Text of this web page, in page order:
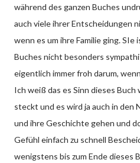
während des ganzen Buches
auch viele ihrer Entscheidungen
wenn es um ihre Familie ging. SIe
Buches nicht besonders
eigentlich immer froh darum,
Ich weiß das es Sinn dieses
steckt und es wird ja auch in den
und ihre Geschichte gehen und
Gefühl einfach zu schnell
wenigstens bis zum Ende dieses